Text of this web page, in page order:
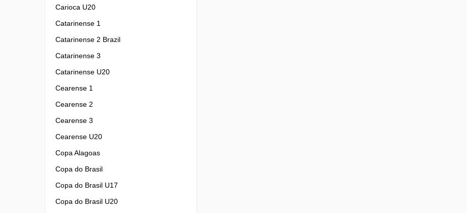
Carioca U20
Catarinense 1
Catarinense 2 Brazil
Catarinense 3
Catarinense U20
Cearense 1
Cearense 2
Cearense 3
Cearense U20
Copa Alagoas
Copa do Brasil
Copa do Brasil U17
Copa do Brasil U20